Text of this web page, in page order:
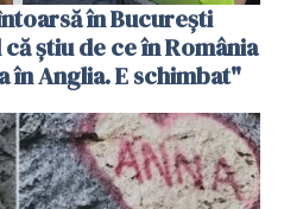
în București
știu de ce în România
în Anglia. E schimbat"